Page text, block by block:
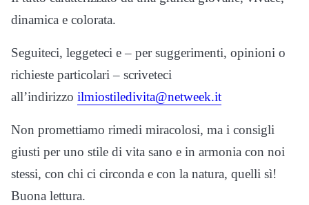
dinamica e colorata.
Seguiteci, leggeteci e – per suggerimenti, opinioni o
richieste particolari – scriveteci
all’indirizzo ilmiostiledivita@netweek.it
Non promettiamo rimedi miracolosi, ma i consigli
giusti per uno stile di vita sano e in armonia con noi
stessi, con chi ci circonda e con la natura, quelli sì!
Buona lettura.